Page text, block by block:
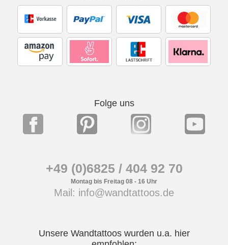
Folge uns
+49 (0)6825 / 404 92 70
Montag bis Freitag 08 - 16 Uhr
Mail: info@wandtattoos.de
Unsere Wandtattoos wurden u.a. hier